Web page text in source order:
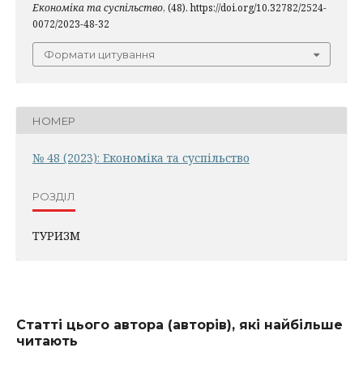
Економіка та суспільство, (48). https://doi.org/10.32782/2524-
0072/2023-48-32
Формати цитування
НОМЕР
№ 48 (2023): Економіка та суспільство
РОЗДІЛ
ТУРИЗМ
Статті цього автора (авторів), які найбільше
читають